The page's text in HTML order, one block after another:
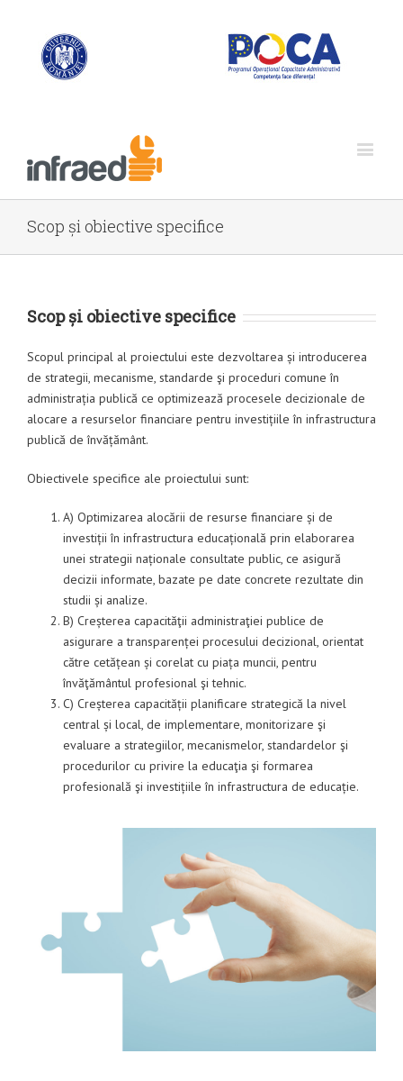
Scop și obiective specifice
Scop și obiective specifice
Scopul principal al proiectului este dezvoltarea și introducerea
de strategii, mecanisme, standarde şi proceduri comune în
administrația publică ce optimizează procesele decizionale de
alocare a resurselor financiare pentru investițiile în infrastructura
publică de învățământ.
Obiectivele specifice ale proiectului sunt:
A) Optimizarea alocării de resurse financiare și de
investiții în infrastructura educațională prin elaborarea
unei strategii naționale consultate public, ce asigură
decizii informate, bazate pe date concrete rezultate din
studii și analize.
B) Creșterea capacităţii administraţiei publice de
asigurare a transparenței procesului decizional, orientat
către cetățean și corelat cu piața muncii, pentru
învăţământul profesional şi tehnic.
C) Creșterea capacității planificare strategică la nivel
central și local, de implementare, monitorizare şi
evaluare a strategiilor, mecanismelor, standardelor şi
procedurilor cu privire la educaţia şi formarea
profesională şi investițiile în infrastructura de educație.